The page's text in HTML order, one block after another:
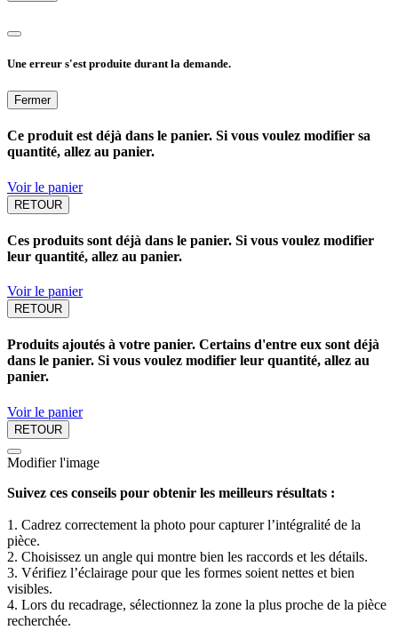
Une erreur s'est produite durant la demande.
Fermer
Ce produit est déjà dans le panier. Si vous voulez modifier sa
quantité, allez au panier.
Voir le panier
RETOUR
Ces produits sont déjà dans le panier. Si vous voulez modifier
leur quantité, allez au panier.
Voir le panier
RETOUR
Produits ajoutés à votre panier. Certains d'entre eux sont déjà
dans le panier. Si vous voulez modifier leur quantité, allez au
panier.
Voir le panier
RETOUR
Modifier l'image
Suivez ces conseils pour obtenir les meilleurs résultats :
1. Cadrez correctement la photo pour capturer l’intégralité de la
pièce.
2. Choisissez un angle qui montre bien les raccords et les détails.
3. Vérifiez l’éclairage pour que les formes soient nettes et bien
visibles.
4. Lors du recadrage, sélectionnez la zone la plus proche de la pièce
recherchée.